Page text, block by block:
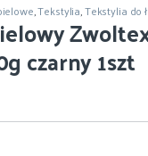
,Tekstylia,Tekstylia do
czarny 1szt